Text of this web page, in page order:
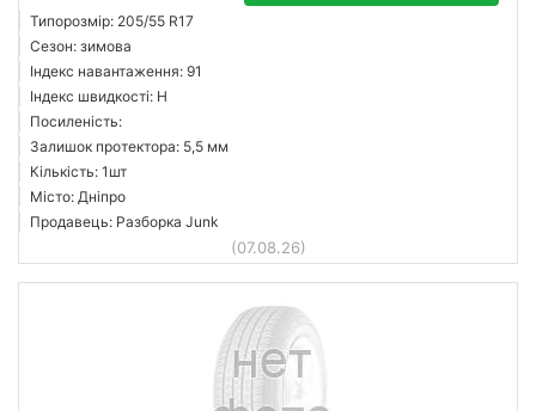
Типорозмір: 205/55 R17
Сезон: зимова
Індекс навантаження: 91
Індекс швидкості: H
Посиленість:
Залишок протектора: 5,5 мм
Кількість: 1шт
Місто: Дніпро
Продавець: Разборка Junk
(07.08.26)